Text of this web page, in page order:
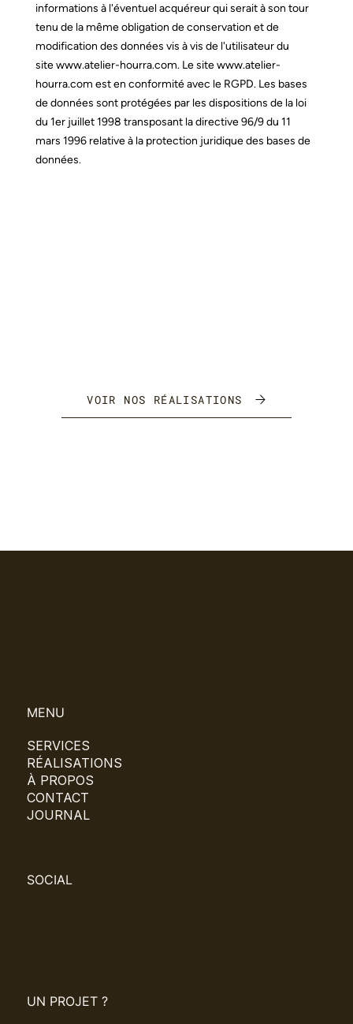
informations à l'éventuel acquéreur qui serait à son tour
tenu de la même obligation de conservation et de
modification des données vis à vis de l'utilisateur du
sitewww.atelier-hourra.com. Le sitewww.atelier-
hourra.com est en conformité avec le RGPD. Les bases
de données sont protégées par les dispositions de la loi
du 1er juillet 1998 transposant la directive 96/9 du 11
mars 1996 relative à la protection juridique des bases de
données.
VOIR NOS RÉALISATIONS
MENU
SERVICES
RÉALISATIONS
À PROPOS
CONTACT
JOURNAL
SOCIAL
UN PROJET ?